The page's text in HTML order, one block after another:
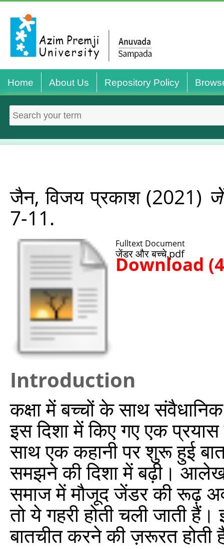
Home About Us Repository Policy
जैन, विजय प्रकाश(2021)
7-11.
Fulltext Document
जेंडर और बच्चे.pdf
Download
Introduction
कक्षा में बच्चों के साथ
इस दिशा में किए गए एक
साथ एक कहानी पर शुरू हुई
समझने की दिशा में बढ़ी।
समाज में मौजूद जेंडर की रूढ़
तो ये गहरी होती चली जाती
बातचीत करने की ज़रूरत होती